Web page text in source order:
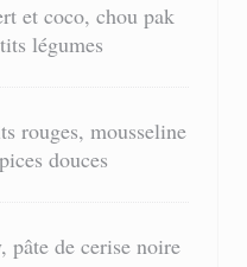
et coco, chou pak
légumes
rouges, mousseline
douces
pâte de cerise noire